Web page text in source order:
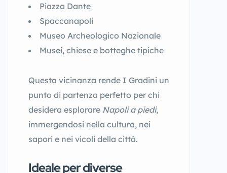
Piazza Dante
Spaccanapoli
Museo Archeologico Nazionale
Musei, chiese e botteghe tipiche
Questa vicinanza rende I Gradini un
punto di partenza perfetto per chi
desidera esplorare Napoli a piedi,
immergendosi nella cultura, nei
sapori e nei vicoli della città.
Ideale per diverse